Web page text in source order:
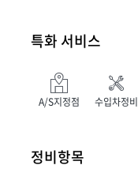
특화 서비스
A/S지정점 수입차정비
정비항목